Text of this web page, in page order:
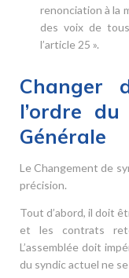
renonciation à la
des voix de
l’article 25 ».
Changer
l’ordre du
Générale
Le Changement de
précision.
Tout d’abord, il doit
et les contrats
L’assemblée doit
du syndic actuel ne